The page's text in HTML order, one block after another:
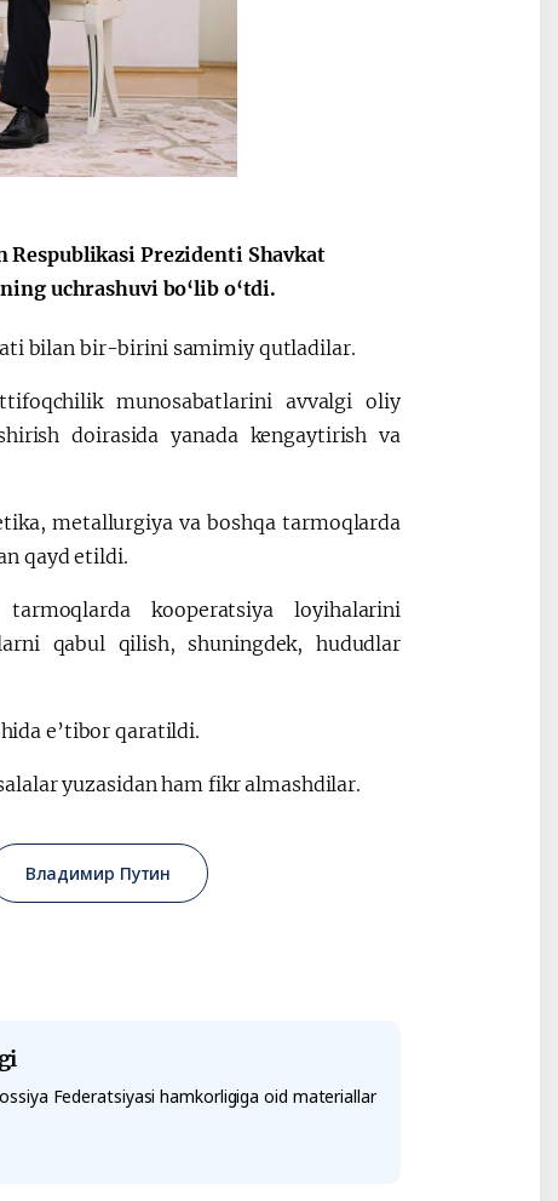
Maqolalar
Prezidenti Shavkat
uchrashuvi bo‘lib o‘tdi.
bilan bir-birini samimiy qutladilar.
munosabatlarini avvalgi oliy
doirasida yanada kengaytirish va
metallurgiya va boshqa tarmoqlarda
qayd etildi.
kooperatsiya loyihalarini
qabul qilish, shuningdek, hududlar
e’tibor qaratildi.
yuzasidan ham fikr almashdilar.
Владимир Путин
Federatsiyasi hamkorligiga oid materiallar